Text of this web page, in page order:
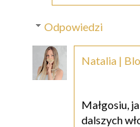
Odpowiedzi
Natalia |
Małgosiu,
dalszych